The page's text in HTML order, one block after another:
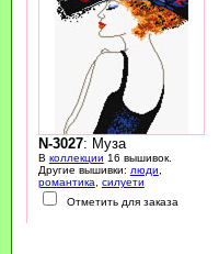
N-3027: Муза
В коллекции 16 вышивок.
Другие вышивки: люди
романтика
силуети
Отметить для заказа